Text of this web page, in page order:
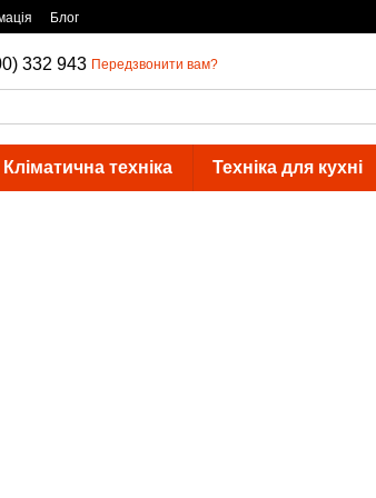
Блог
332 943 Передзвонити вам?
Кліматична техніка Техніка для кухні